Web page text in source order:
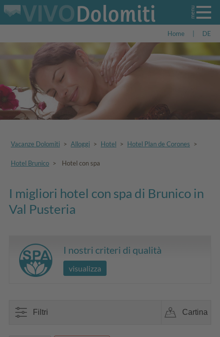
Home DE
Vacanze Dolomiti > Alloggi > Hotel > Hotel Plan de Corones >
Hotel Brunico > Hotel con spa
I migliori hotel con spa di Brunico in
Val Pusteria
I nostri criteri di qualità
visualizza
Filtri Cartina